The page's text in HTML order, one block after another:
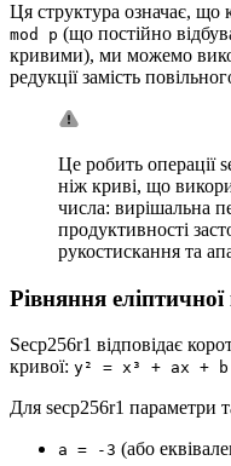
Ця структура означає,
mod p (що постійно
кривими), ми можемо
редукції замість
Це робить операції
ніж криві, що
числа: вирішальна
продуктивності
рукостискання та
Рівняння еліптичної
Secp256r1 відповідає
кривої: y² = x³ + ax + b
Для secp256r1 параметри
a = -3 (або